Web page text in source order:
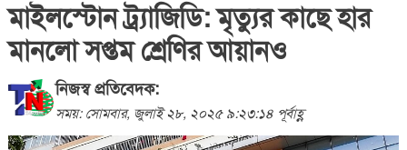
মাইলস্টোন ট্র্যাজিডি: মৃত্যুর কাছে হার
মানলো সপ্তম শ্রেণির আয়ানও
নিজস্ব প্রতিবেদক:
সময়: সোমবার, জুলাই ২৮, ২০২৫ ৯:২৩:১৪ পূর্বাহ্ণ